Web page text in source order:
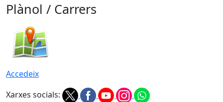
Plànol / Carrers
Accedeix
Xarxes socials: